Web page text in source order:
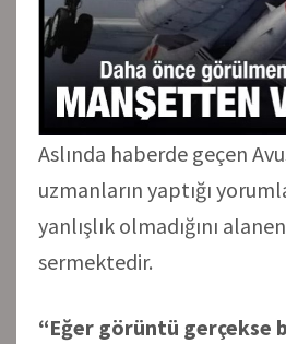
Aslında haberde geçen
uzmanların yaptığı
yanlışlık olmadığını
sermektedir.
“Eğer görüntü gerçekse